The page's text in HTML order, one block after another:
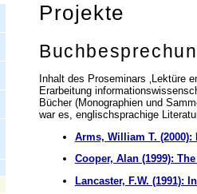
Projekte
Inhalt des Proseminars ‚Lektüre
Erarbeitung
Bücher (Monographien und
war es, englischsprachige
Arms, William T.
Cooper, Alan (1999):
Lancaster, F.W. (1991):